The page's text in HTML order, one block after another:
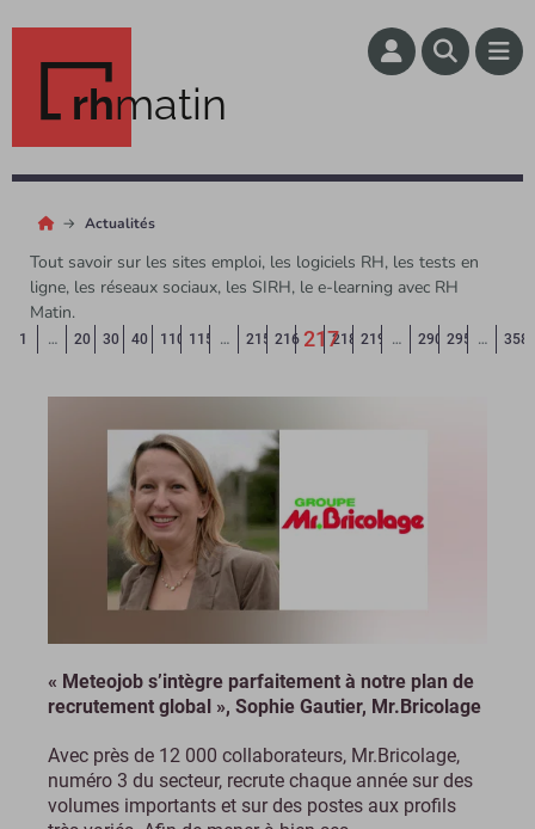
rhmatin
Actualités
Tout savoir sur les sites emploi, les logiciels RH, les tests en
ligne, les réseaux sociaux, les SIRH, le e-learning avec RH
Matin.
Page précédente
1 … 20 30 40 110 115 … 215 216 217218 219 … 290 295 … 358
« Meteojob s’intègre parfaitement à notre plan de
recrutement global », Sophie Gautier, Mr.Bricolage
Avec près de 12 000 collaborateurs, Mr.Bricolage,
numéro 3 du secteur, recrute chaque année sur des
volumes importants et sur des postes aux profils